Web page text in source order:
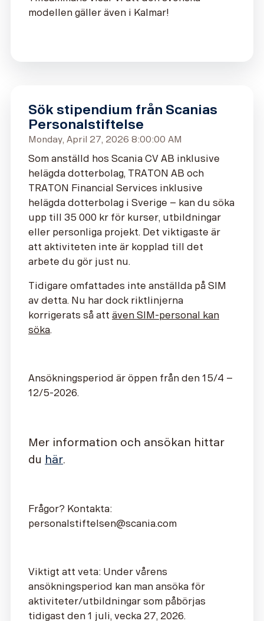
modellen gäller även i Kalmar!
Sök stipendium från Scanias
Personalstiftelse
Monday, April 27, 2026 8:00:00 AM
Som anställd hos Scania CV AB inklusive
helägda dotterbolag, TRATON AB och
TRATON Financial Services inklusive
helägda dotterbolag i Sverige – kan du söka
upp till 35 000 kr för kurser, utbildningar
eller personliga projekt. Det viktigaste är
att aktiviteten inte är kopplad till det
arbete du gör just nu.
Tidigare omfattades inte anställda på SIM
av detta. Nu har dock riktlinjerna
korrigerats så att även SIM-personal kan
söka.
Ansökningsperiod är öppen från den 15/4 –
12/5-2026.
Mer information och ansökan hittar
du här.
Frågor? Kontakta:
personalstiftelsen@scania.com
Viktigt att veta: Under vårens
ansökningsperiod kan man ansöka för
aktiviteter/utbildningar som påbörjas
tidigast den 1 juli, vecka 27, 2026.